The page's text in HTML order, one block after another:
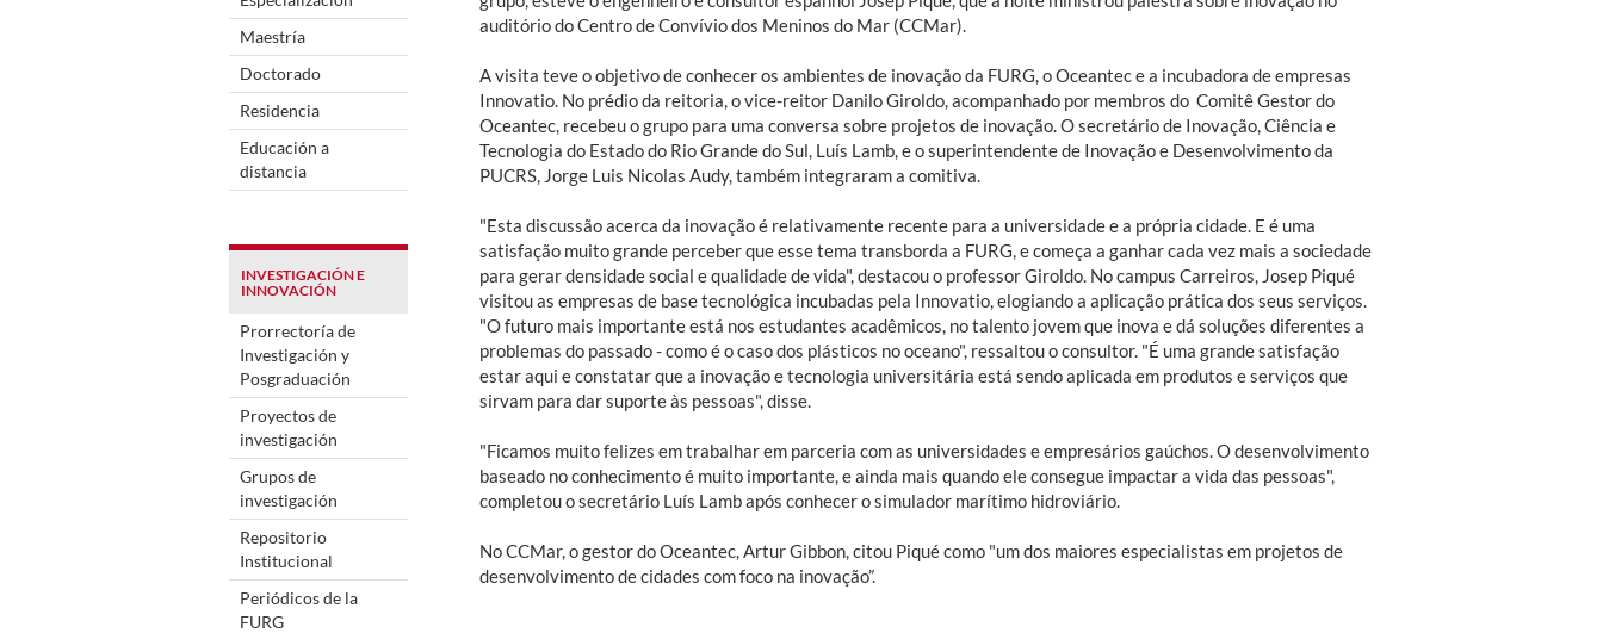
Maestría
Doctorado
Residencia
Educación a
distancia
INVESTIGACIÓN E
INNOVACIÓN
Prorrectoría de
Investigación y
Posgraduación
Proyectos de
investigación
Grupos de
investigación
Repositorio
Institucional
Periódicos de la
FURG
auditório do Centro de Convívio dos Meninos do Mar (CCMar).
A visita teve o objetivo de conhecer os ambientes de inovação da FURG, o Oceantec e a incubadora de empresas
Innovatio. No prédio da reitoria, o vice-reitor Danilo Giroldo, acompanhado por membros do Comitê Gestor do
Oceantec, recebeu o grupo para uma conversa sobre projetos de inovação. O secretário de Inovação, Ciência e
Tecnologia do Estado do Rio Grande do Sul, Luís Lamb, e o superintendente de Inovação e Desenvolvimento da
PUCRS, Jorge Luis Nicolas Audy, também integraram a comitiva.
"Esta discussão acerca da inovação é relativamente recente para a universidade e a própria cidade. E é uma
satisfação muito grande perceber que esse tema transborda a FURG, e começa a ganhar cada vez mais a sociedade
para gerar densidade social e qualidade de vida", destacou o professor Giroldo. No campus Carreiros, Josep Piqué
visitou as empresas de base tecnológica incubadas pela Innovatio, elogiando a aplicação prática dos seus serviços.
"O futuro mais importante está nos estudantes acadêmicos, no talento jovem que inova e dá soluções diferentes a
problemas do passado - como é o caso dos plásticos no oceano", ressaltou o consultor. "É uma grande satisfação
estar aqui e constatar que a inovação e tecnologia universitária está sendo aplicada em produtos e serviços que
sirvam para dar suporte às pessoas", disse.
"Ficamos muito felizes em trabalhar em parceria com as universidades e empresários gaúchos. O desenvolvimento
baseado no conhecimento é muito importante, e ainda mais quando ele consegue impactar a vida das pessoas",
completou o secretário Luís Lamb após conhecer o simulador marítimo hidroviário.
No CCMar, o gestor do Oceantec, Artur Gibbon, citou Piqué como "um dos maiores especialistas em projetos de
desenvolvimento de cidades com foco na inovação”.